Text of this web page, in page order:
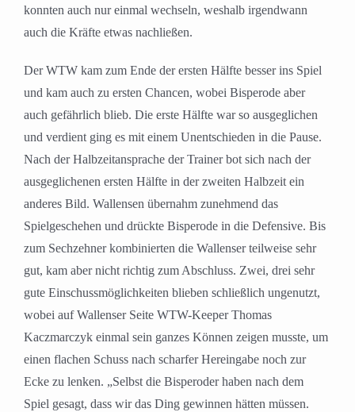
konnten auch nur einmal wechseln, weshalb irgendwann
auch die Kräfte etwas nachließen.
Der WTW kam zum Ende der ersten Hälfte besser ins Spiel
und kam auch zu ersten Chancen, wobei Bisperode aber
auch gefährlich blieb. Die erste Hälfte war so ausgeglichen
und verdient ging es mit einem Unentschieden in die Pause.
Nach der Halbzeitansprache der Trainer bot sich nach der
ausgeglichenen ersten Hälfte in der zweiten Halbzeit ein
anderes Bild. Wallensen übernahm zunehmend das
Spielgeschehen und drückte Bisperode in die Defensive. Bis
zum Sechzehner kombinierten die Wallenser teilweise sehr
gut, kam aber nicht richtig zum Abschluss. Zwei, drei sehr
gute Einschussmöglichkeiten blieben schließlich ungenutzt,
wobei auf Wallenser Seite WTW-Keeper Thomas
Kaczmarczyk einmal sein ganzes Können zeigen musste, um
einen flachen Schuss nach scharfer Hereingabe noch zur
Ecke zu lenken. „Selbst die Bisperoder haben nach dem
Spiel gesagt, dass wir das Ding gewinnen hätten müssen.